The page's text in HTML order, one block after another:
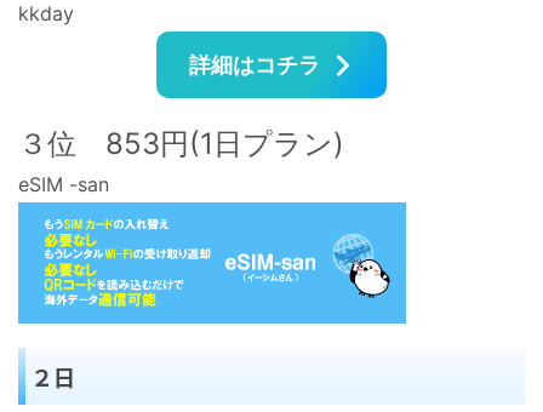
kkday
詳細はコチラ
３位 853円(1日プラン)
eSIM -san
２日